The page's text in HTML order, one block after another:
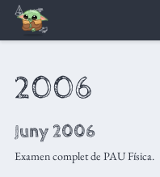
2006
Juny 2006
Examen complet de PAU Física.